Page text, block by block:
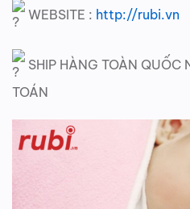
WEBSITE : http://rubi.vn
SHIP HÀNG TOÀN QUỐC
TOÁN